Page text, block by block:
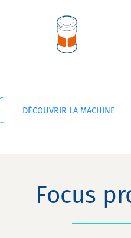
DÉCOUVRIR LA MACHINE
Focus